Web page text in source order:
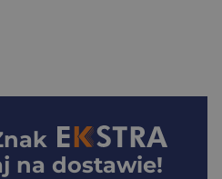
na dostawie!